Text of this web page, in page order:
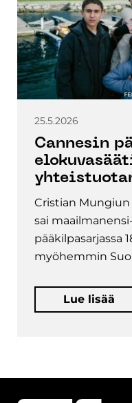
25.5.2026
Cannesin
Cristian Mungiun
sai
pääkilpasarjassa
myöhemmin
Lue lisää